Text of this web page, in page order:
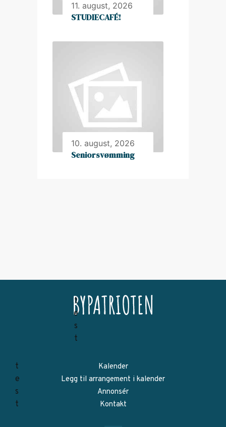
11. august, 2026
STUDIECAFÉ!
10. august, 2026
Seniorsvømming
Kalender
Legg til arrangement i kalender
Annonsér
Kontakt